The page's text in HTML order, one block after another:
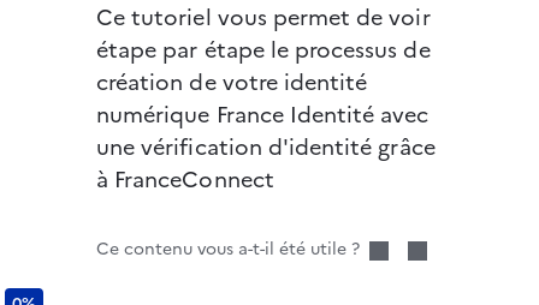
Ce tutoriel vous permet de voir
étape par étape le processus de
création de votre identité
numérique France Identité avec
une vérification d'identité grâce
à FranceConnect
Ce contenu vous a-t-il été utile ?